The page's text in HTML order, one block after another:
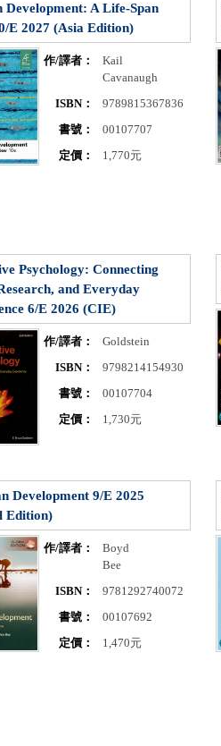
Development: A Life-Span
E 2027 (Asia Edition)
作/譯者：
Kail
Cavanaugh
ISBN：
9789815367836
書號：
00107707
定價：
1,770元
Psychology: Connecting
and Everyday
6/E 2026 (CIE)
作/譯者：
Goldstein
ISBN：
9798214154930
書號：
00107704
定價：
1,730元
Development 9/E 2025
Edition)
作/譯者：
Boyd
Bee
ISBN：
9781292740072
書號：
00107692
定價：
1,470元